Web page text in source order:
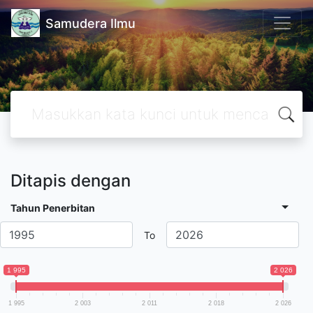
Samudera Ilmu
Ditapis dengan
Tahun Penerbitan
To
1 995 2 026
1 995 2 003 2 011 2 018 2 026